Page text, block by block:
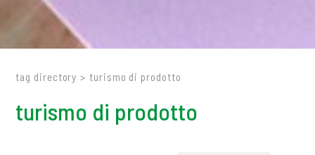
tag directory > turismo di prodotto
turismo di prodotto